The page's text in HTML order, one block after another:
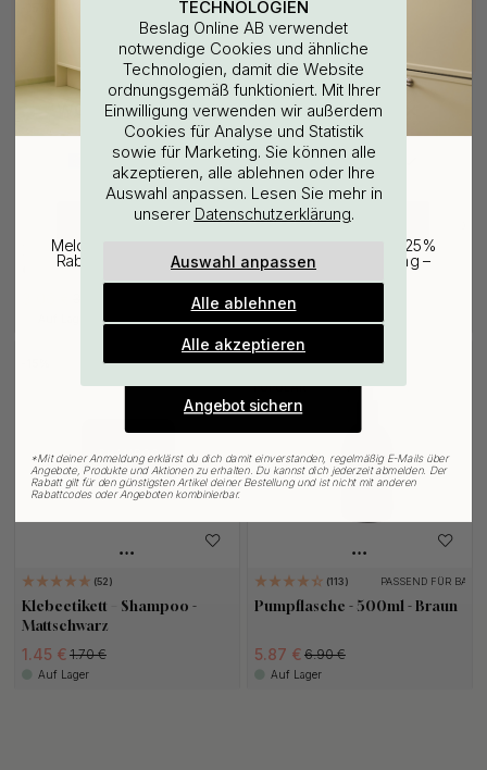
Oberflächenreinigungstuch
15
POPULAR
122
Base Seifenspender Halter &
Seife - Mattschwarz
21.25 €
52
Klebeetikett – Shampoo -
Mattschwarz
1.45 € 1.70 €
Auf Lager
15
POPULAR
113 PASSEND FÜR BASE
Pumpflasche - 500ml - Braun
5.87 € 6.90 €
Auf Lager
TECHNOLOGIEN
Beslag Online AB verwendet
notwendige Cookies und ähnliche
Technologien, damit die Website
ordnungsgemäß funktioniert. Mit Ihrer
Einwilligung verwenden wir außerdem
Cookies für Analyse und Statistik
sowie für Marketing. Sie können alle
akzeptieren, alle ablehnen oder Ihre
Auswahl anpassen. Lesen Sie mehr in
unserer Datenschutzerklärung.
Auswahl anpassen
Alle ablehnen
Alle akzeptieren
WOULD YOU RATHER VISIT?
EU
CHANGE COUNTRY
25% Rabatt auf deinen
günstigsten Artikel
Melde dich für unseren Newsletter an und erhalte 25%
Rabatt auf den günstigsten Artikel deiner Bestellung –
plus Inspiration und exklusive Angebote.
Gültig bis zum 31. August
Angebot sichern
*Mit deiner Anmeldung erklärst du dich damit einverstanden, regelmäßig E-Mails über
Angebote, Produkte und Aktionen zu erhalten. Du kannst dich jederzeit abmelden. Der
Rabatt gilt für den günstigsten Artikel deiner Bestellung und ist nicht mit anderen
Rabattcodes oder Angeboten kombinierbar.